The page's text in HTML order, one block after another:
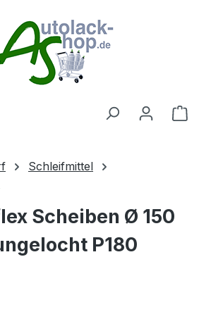
Schleifmittel
Scheiben Ø 150
P180